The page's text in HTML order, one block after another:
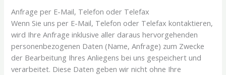
Anfrage per E-Mail, Telefon oder Telefax
Wenn Sie uns per E-Mail, Telefon oder Telefax kontaktieren,
wird Ihre Anfrage inklusive aller daraus hervorgehenden
personenbezogenen Daten (Name, Anfrage) zum Zwecke
der Bearbeitung Ihres Anliegens bei uns gespeichert und
verarbeitet. Diese Daten geben wir nicht ohne Ihre